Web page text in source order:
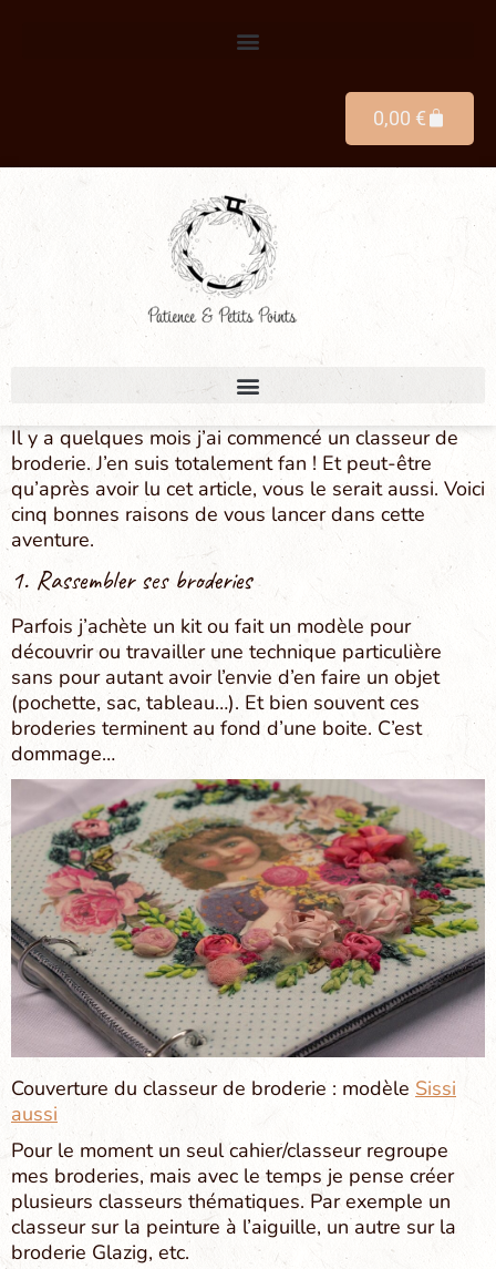
0,00 €
Il y a quelques mois j’ai commencé un classeur de
broderie. J’en suis totalement fan ! Et peut-être
qu’après avoir lu cet article, vous le serait aussi. Voici
cinq bonnes raisons de vous lancer dans cette
aventure.
1. Rassembler ses broderies
Parfois j’achète un kit ou fait un modèle pour
découvrir ou travailler une technique particulière
sans pour autant avoir l’envie d’en faire un objet
(pochette, sac, tableau…). Et bien souvent ces
broderies terminent au fond d’une boite. C’est
dommage…
Couverture du classeur de broderie : modèle Sissi
aussi
Pour le moment un seul cahier/classeur regroupe
mes broderies, mais avec le temps je pense créer
plusieurs classeurs thématiques. Par exemple un
classeur sur la peinture à l’aiguille, un autre sur la
broderie Glazig, etc.